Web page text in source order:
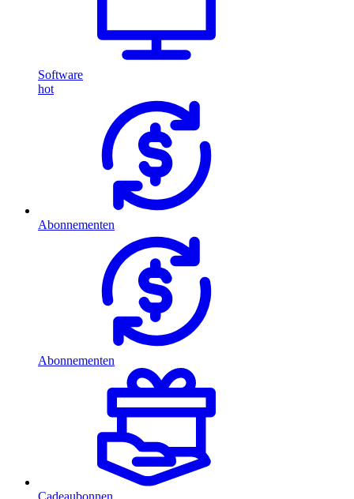
Software
hot
Abonnementen
Abonnementen
Cadeaubonnen